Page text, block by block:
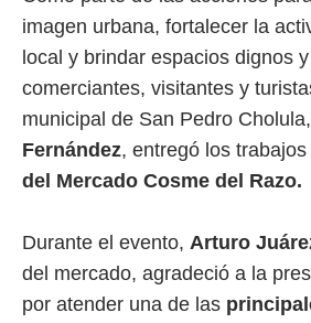
imagen urbana, fortalecer la
local y brindar espacios dignos
comerciantes, visitantes y
municipal de San Pedro Cholula,
Fernández, entregó los trabajos
del Mercado Cosme del Razo.
Durante el evento, Arturo
del mercado, agradeció a la
por atender una de las